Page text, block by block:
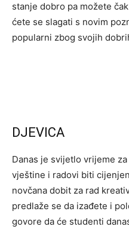
stanje dobro pa možete
ćete se slagati s novim
popularni zbog svojih
DJEVICA
Danas je svijetlo vrijeme
vještine i radovi biti
novčana dobit za rad
predlaže se da izađete i
govore da će studenti